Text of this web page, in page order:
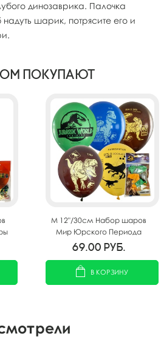
динозаврика. Палочка
надуть шарик, потрясите его и
покупают
M 12"/30см Набор шаров
Мир Юрского Периода
ассорти рис. 5шт
69.00 руб.
В КОРЗИНУ